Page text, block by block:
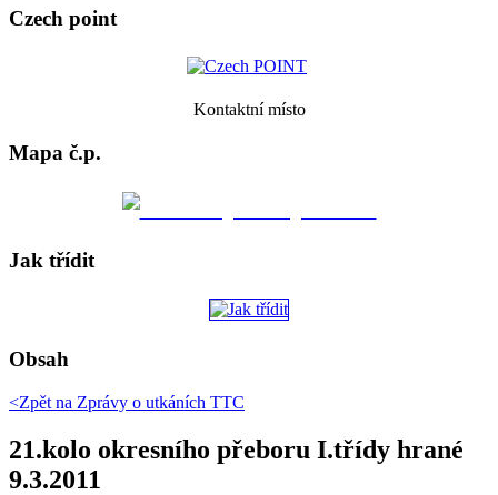
Czech point
Kontaktní místo
Mapa č.p.
Jak třídit
Obsah
<Zpět na Zprávy o utkáních TTC
21.kolo okresního přeboru I.třídy hrané
9.3.2011